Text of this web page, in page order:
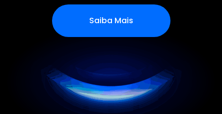
Saiba Mais